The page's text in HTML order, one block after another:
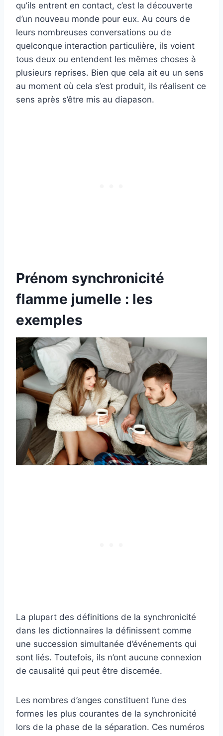
qu’ils entrent en contact, c’est la découverte
d’un nouveau monde pour eux. Au cours de
leurs nombreuses conversations ou de
quelconque interaction particulière, ils voient
tous deux ou entendent les mêmes choses à
plusieurs reprises. Bien que cela ait eu un sens
au moment où cela s’est produit, ils réalisent ce
sens après s’être mis au diapason.
Prénom synchronicité
flamme jumelle : les
exemples
La plupart des définitions de la synchronicité
dans les dictionnaires la définissent comme
une succession simultanée d’événements qui
sont liés. Toutefois, ils n’ont aucune connexion
de causalité qui peut être discernée.
Les nombres d’anges constituent l’une des
formes les plus courantes de la synchronicité
lors de la phase de la séparation. Ces numéros